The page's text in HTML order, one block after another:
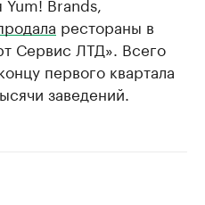
рестораны в
Сервис ЛТД». Всего
первого квартала
заведений.